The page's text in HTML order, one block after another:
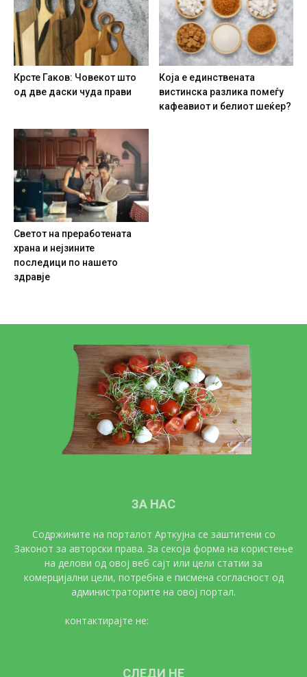
Крсте Гаков: Човекот што
од две даски чуда прави
Која е единствената
вистинска разлика помеѓу
кафеавиот и белиот шеќер?
Светот на преработената
храна и нејзините
последици по нашето
здравје
ЗА НАС
Содржините на порталот Арткујна се заштитени со
Законот за авторски права. За секоја форма на користење
на делови од овој веб сајт или цели статии за
комерцијални цели, потребна е писмена согласност од
администраторите на овој портал.
контактирајте не:
СЛЕДИ НЕ